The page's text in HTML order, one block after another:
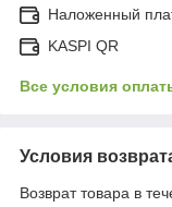
Наложенный
KASPI QR
Все условия
Условия
Возврат товара в